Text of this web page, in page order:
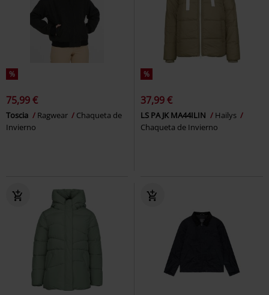
%
75,99 €
Toscia Ragwear
Chaqueta de
Invierno
%
37,99 €
LS PA JK MA44ILIN
Hailys
Chaqueta de Invierno